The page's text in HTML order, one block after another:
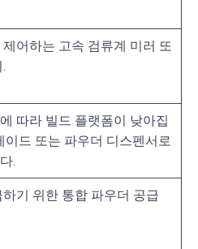
어하는 고속 검류계 미러 또
따라 빌드 플랫폼이 낮아집
이드 또는 파우더 디스펜서로
.
기 위한 통합 파우더 공급